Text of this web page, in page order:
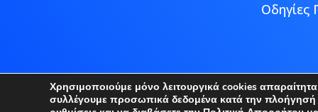
Οδηγίες
Χρησιμοποιούμε μόνο λειτουργικά cookies
συλλέγουμε προσωπικά δεδομένα κατά την πλοήγησή